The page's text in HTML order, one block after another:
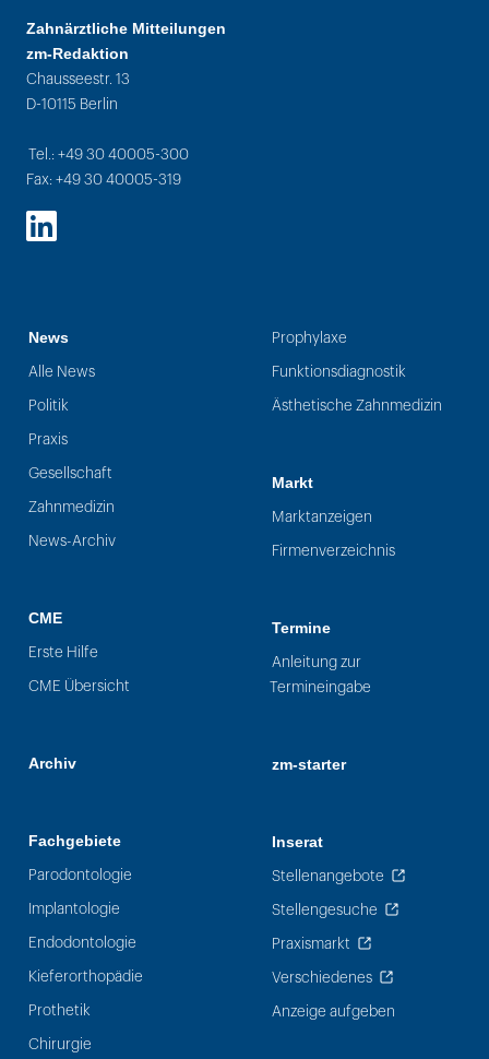
Zahnärztliche Mitteilungen
zm-Redaktion
Chausseestr. 13
D-10115 Berlin
Tel.: +49 30 40005-300
Fax: +49 30 40005-319
LinkedIn
News
Alle News
Politik
Praxis
Gesellschaft
Zahnmedizin
News-Archiv
CME
Erste Hilfe
CME Übersicht
Archiv
Fachgebiete
Parodontologie
Implantologie
Endodontologie
Kieferorthopädie
Prothetik
Chirurgie
Prophylaxe
Funktionsdiagnostik
Ästhetische Zahnmedizin
Markt
Marktanzeigen
Firmenverzeichnis
Termine
Anleitung zur
Termineingabe
zm-starter
Inserat
Stellenangebote
Stellengesuche
Praxismarkt
Verschiedenes
Anzeige aufgeben